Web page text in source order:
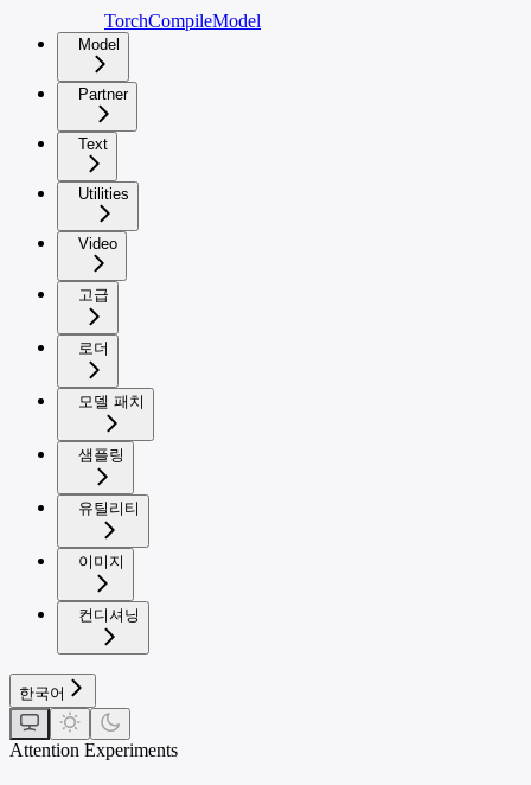
TorchCompileModel
Model
Partner
Text
Utilities
Video
고급
로더
모델 패치
샘플링
유틸리티
이미지
컨디셔닝
한국어
Attention Experiments